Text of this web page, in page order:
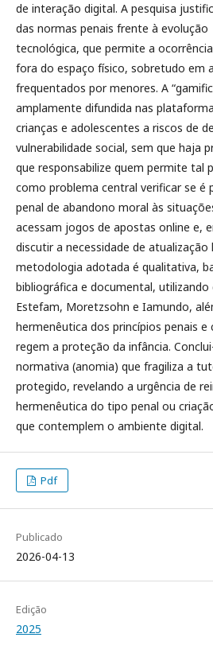
de interação digital. A pesquisa
das normas penais frente à evolução
tecnológica, que permite a
fora do espaço físico, sobretudo em
frequentados por menores. A
amplamente difundida nas
crianças e adolescentes a riscos de
vulnerabilidade social, sem que haja
que responsabilize quem permite tal
como problema central verificar se é
penal de abandono moral às
acessam jogos de apostas online e,
discutir a necessidade de atualização
metodologia adotada é qualitativa,
bibliográfica e documental, utilizando
Estefam, Moretzsohn e Iamundo,
hermenêutica dos princípios penais
regem a proteção da infância.
normativa (anomia) que fragiliza a
protegido, revelando a urgência de
hermenêutica do tipo penal ou
que contemplem o ambiente digital.
Pdf
Publicado
2026-04-13
Edição
2025